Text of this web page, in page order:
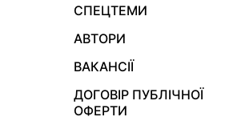
СПЕЦТЕМИ
АВТОРИ
ВАКАНСІЇ
ДОГОВІР ПУБЛІЧНОЇ
ОФЕРТИ